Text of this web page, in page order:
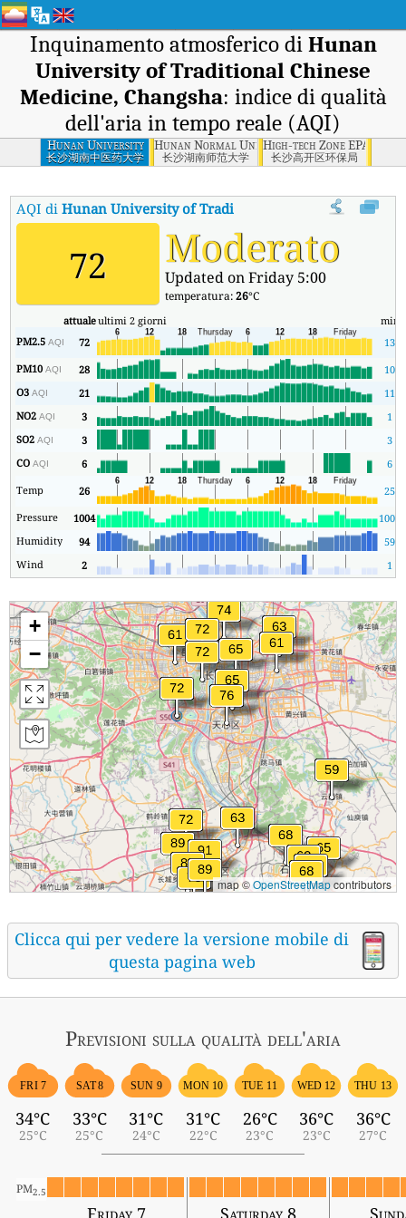
Inquinamento atmosferico di Hunan
University of Traditional Chinese
Medicine, Changsha: indice di qualità
dell'aria in tempo reale (AQI)
Hunan University
of Traditional
Chinese Medicine,
长沙湖南中医药大学
Hunan Normal University, Changsha
长沙湖南师范大学
High-tech Zone EPA,
长沙高开区环保局
AQI diHunan University of Traditional Chinese Medicine,
72 Moderato
Updated on Friday 5:00
temperatura:26°C
attualeultimi 2 giorni min
PM2.5AQI 72
13
PM10AQI 28
10
O3AQI 21
11
NO2AQI 3
1
SO2AQI 3
3
COAQI 6
6
Temp
26
25
Pressure
1004 1003
Humidity
94
59
Wind
2 1
+
−
map ©OpenStreetMapcontributors
Clicca qui per vedere la versione mobile di
questa pagina web
Previsioni sulla qualità dell'aria
FRI 7
34°C
25°C
SAT 8
33°C
25°C
SUN 9
31°C
24°C
MON 10
31°C
22°C
TUE 11
26°C
23°C
WED 12
36°C
23°C
THU 13
36°C
27°C
PM2.5
Friday 7 Saturday 8